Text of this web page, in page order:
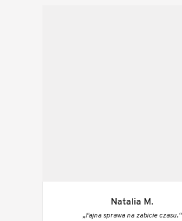
Natalia M.
„Fajna sprawa na zabicie czasu.“